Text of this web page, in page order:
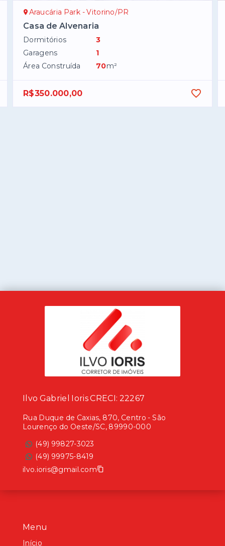
Araucária Park - Vitorino/PR
Casa de Alvenaria
Dormitórios
3
Garagens
1
Área Construída
70m²
R$350.000,00
Menu
Início
Ilvo Gabriel Ioris CRECI: 22267
Rua Duque de Caxias, 870, Centro - São
Lourenço do Oeste/SC, 89990-000
(49) 99827-3023
(49) 99975-8419
ilvo.ioris@gmail.com